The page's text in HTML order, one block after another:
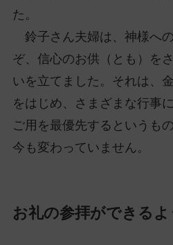
た。
鈴子さん夫婦は、神様へ
ぞ、信心のお供（とも）を
いを立てました。それは、
をはじめ、さまざまな行事
ご用を最優先するというも
今も変わっていません。
お礼の参拝ができるよ